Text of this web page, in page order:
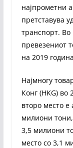
најпрометни
претставува
транспорт. Во
превезениот
на 2019
Најмногу
Конг (HKG)
второ место
милиони
3,5 милиони
место со 3,1